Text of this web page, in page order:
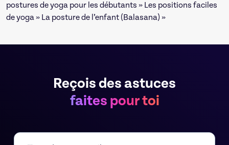
postures de yoga pour les débutants » Les positions faciles
de yoga » La posture de l’enfant (Balasana) »
Reçois des astuces
faites pour toi